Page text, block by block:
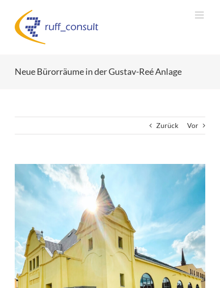
springen
Neue Bürorräume in der Gustav-Reé Anlage
Zurück Vor
grösseres
Bild